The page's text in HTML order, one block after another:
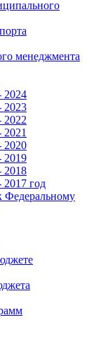
менеджмента
2024
2023
2022
2020
2019
2018
год
Федеральному